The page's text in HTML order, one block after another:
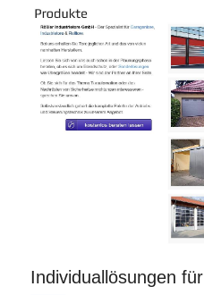
Individuallösungen